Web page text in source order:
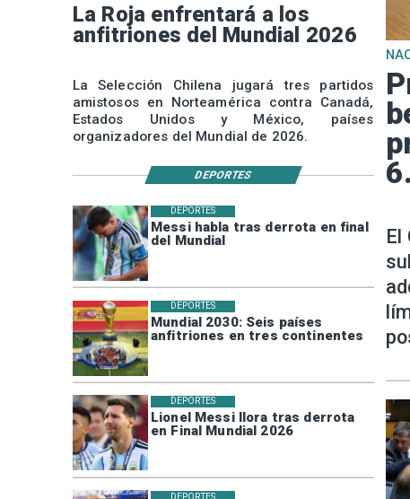
Messi habla tras derrota en final
del Mundial
DEPORTES
Mundial 2030: Seis países
anfitriones en tres continentes
DEPORTES
Lionel Messi llora tras derrota
en Final Mundial 2026
DEPORTES
DEPORTES
La Roja enfrentará a los
anfitriones del Mundial 2026
La Selección Chilena jugará tres partidos
amistosos en Norteamérica contra Canadá,
Estados Unidos y México, países
organizadores del Mundial de 2026.
El
DEPORTES